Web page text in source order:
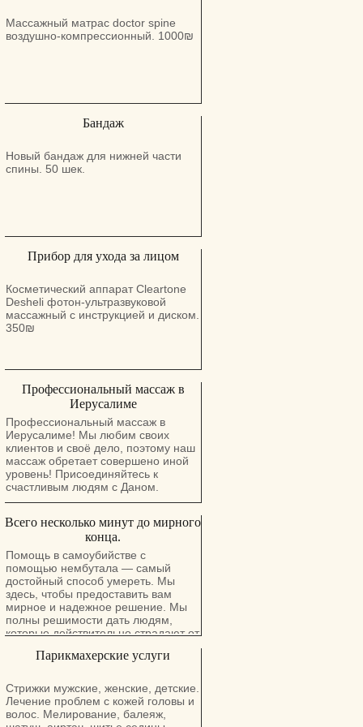
Массажный матрас doctor spine
воздушно-компрессионный. 1000₪
Бандаж
Новый бандаж для нижней части
спины. 50 шек.
Прибор для ухода за лицом
Косметический аппарат Cleartone
Desheli фотон-ультразвуковой
массажный с инструкцией и диском.
350₪
Профессиональный массаж в
Иерусалиме
Профессиональный массаж в
Иерусалиме! Мы любим своих
клиентов и своё дело, поэтому наш
массаж обретает совершено иной
уровень! Присоединяйтесь к
счастливым людям с Даном.
Всего несколько минут до мирного
конца.
Помощь в самоубийстве с
помощью нембутала — самый
достойный способ умереть. Мы
здесь, чтобы предоставить вам
мирное и надежное решение. Мы
полны решимости дать людям,
которые действительно страдают от
длительный и мирный покой. У нас
инъекции перорального раствора и
таблетки нембутала. Тесты
показали, что после того, как
человек принимает смертельную
Парикмахерские услуги
Стрижки мужские, женские, детские.
Лечение проблем с кожей головы и
волос. Мелирование, балеяж,